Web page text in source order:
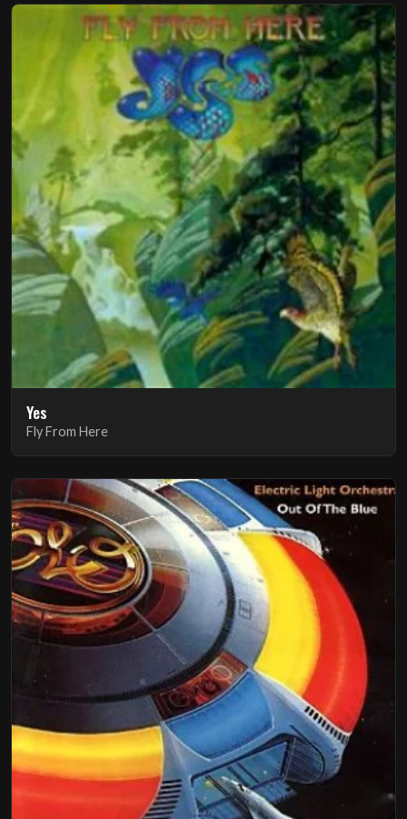
Yes
Fly From Here